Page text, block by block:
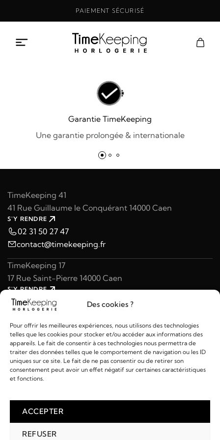
Des cookies ?
Pour offrir les meilleures expériences, nous utilisons des technologies
telles que les cookies pour stocker et/ou accéder aux informations des
appareils. Le fait de consentir à ces technologies nous permettra de
traiter des données telles que le comportement de navigation ou les ID
uniques sur ce site. Le fait de ne pas consentir ou de retirer son
consentement peut avoir un effet négatif sur certaines caractéristiques
et fonctions.
ACCEPTER
REFUSER
PAIEMENT SÉCURISÉ
Garantie TimeKeeping
Une garantie prolongée & internationale
TimeKeeping 41
41 Rue Guillaume le Conquérant 14000 Caen
S'Y RENDRE
02 31 50 27 47
contact@timekeeping.fr
TimeKeeping 17
17 Rue Saint-Pierre 14000 Caen
S'Y RENDRE
02 31 47 49 97
contact@timekeeping.fr
Liens utiles
2026 © TIMEKEEPING - Réalisé par